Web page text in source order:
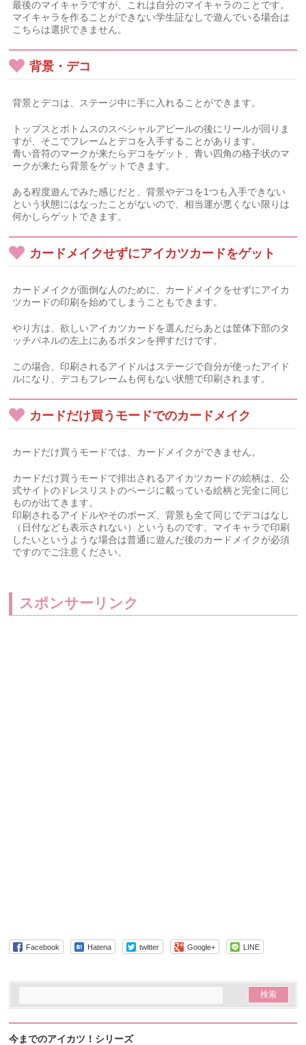
最後のマイキャラですが、これは自分のマイキャラのことです。
マイキャラを作ることができない学生証なしで遊んでいる場合は
こちらは選択できません。
背景・デコ
背景とデコは、ステージ中に手に入れることができます。
トップスとボトムスのスペシャルアピールの後にリールが回りま
すが、そこでフレームとデコを入手することがあります。
青い音符のマークが来たらデコをゲット、青い四角の格子状のマ
ークが来たら背景をゲットできます。
ある程度遊んでみた感じだと、背景やデコを1つも入手できない
という状態にはなったことがないので、相当運が悪くない限りは
何かしらゲットできます。
カードメイクせずにアイカツカードをゲット
カードメイクが面倒な人のために、カードメイクをせずにアイカ
ツカードの印刷を始めてしまうこともできます。
やり方は、欲しいアイカツカードを選んだらあとは筐体下部のタ
ッチパネルの左上にあるボタンを押すだけです。
この場合、印刷されるアイドルはステージで自分が使ったアイド
ルになり、デコもフレームも何もない状態で印刷されます。
カードだけ買うモードでのカードメイク
カードだけ買うモードでは、カードメイクができません。
カードだけ買うモードで排出されるアイカツカードの絵柄は、公
式サイトのドレスリストのページに載っている絵柄と完全に同じ
ものが出てきます。
印刷されるアイドルやそのポーズ、背景も全て同じでデコはなし
（日付なども表示されない）というものです。マイキャラで印刷
したいというような場合は普通に遊んだ後のカードメイクが必須
ですのでご注意ください。
スポンサーリンク
Facebook Hatena twitter Google+ LINE
今までのアイカツ！シリーズ